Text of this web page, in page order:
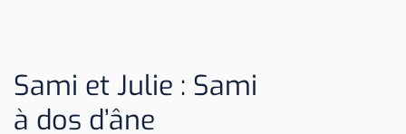
Sami et Julie : Sami
à dos d’âne